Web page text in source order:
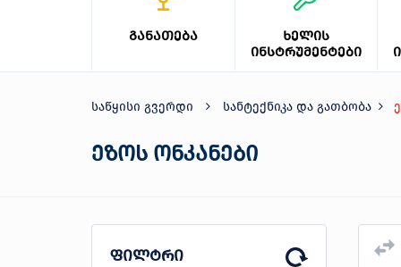
ᲒᲐᲜᲐᲗᲔᲑᲐ
ᲮᲔᲚᲘᲡ
ᲘᲜᲡᲢᲠᲣᲛᲔᲜᲢᲔᲑᲘ
საწყისი გვერდი სანტექნიკა და გათბობა
ეზოს ონკანები
ფილტრი
გათბობა
სეზონური